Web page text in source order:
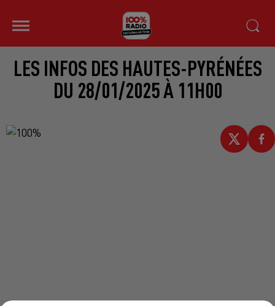
LES INFOS DES HAUTES-PYRÉNÉES
DU 28/01/2025 À 11H00